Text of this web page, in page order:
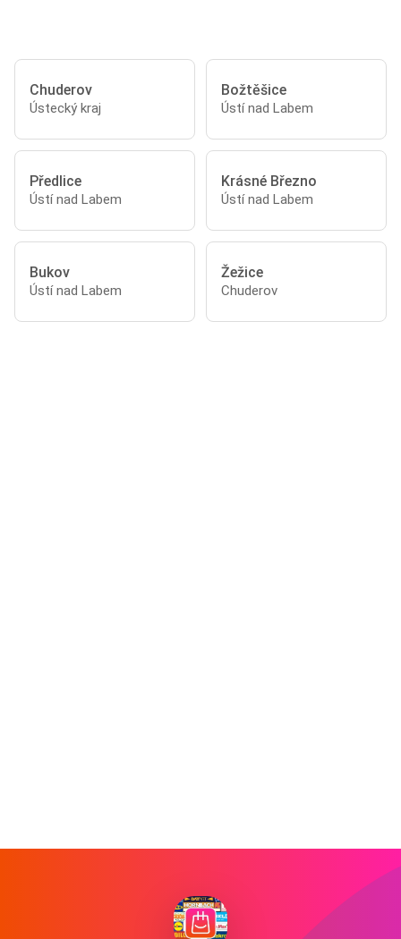
Chuderov
Ústecký kraj
Božtěšice
Ústí nad Labem
Předlice
Ústí nad Labem
Krásné Březno
Ústí nad Labem
Bukov
Ústí nad Labem
Žežice
Chuderov